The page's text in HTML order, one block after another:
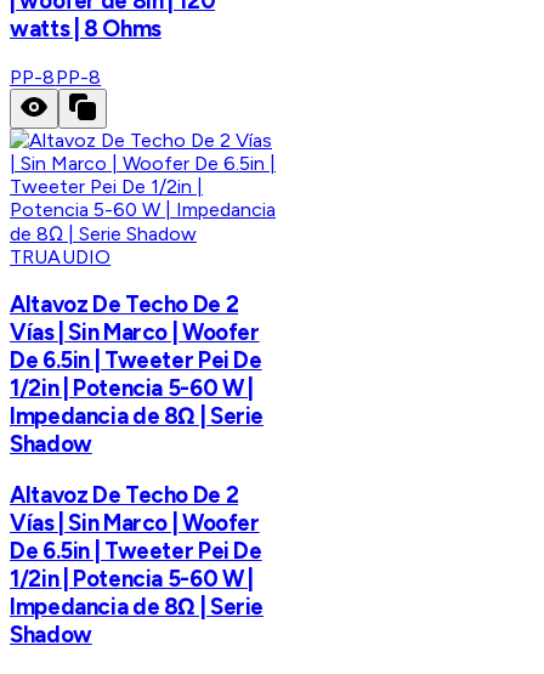
watts | 8 Ohms
PP-8PP-8
TRUAUDIO
Altavoz De Techo De 2
Vías | Sin Marco | Woofer
De 6.5in | Tweeter Pei De
1/2in | Potencia 5-60 W |
Impedancia de 8Ω | Serie
Shadow
Altavoz De Techo De 2
Vías | Sin Marco | Woofer
De 6.5in | Tweeter Pei De
1/2in | Potencia 5-60 W |
Impedancia de 8Ω | Serie
Shadow